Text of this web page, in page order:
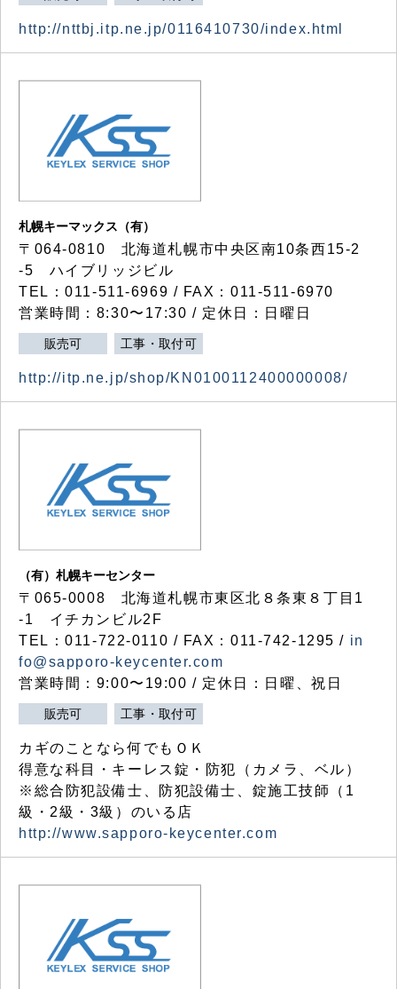
http://nttbj.itp.ne.jp/0116410730/index.html
札幌キーマックス（有）
〒064-0810 北海道札幌市中央区南10条西15-2
-5 ハイブリッジビル
TEL：011-511-6969 / FAX：011-511-6970
営業時間：8:30〜17:30 / 定休日：日曜日
販売可 工事・取付可
http://itp.ne.jp/shop/KN0100112400000008/
（有）札幌キーセンター
〒065-0008 北海道札幌市東区北８条東８丁目1
-1 イチカンビル2F
TEL：011-722-0110 / FAX：011-742-1295 / in
fo@sapporo-keycenter.com
営業時間：9:00〜19:00 / 定休日：日曜、祝日
販売可 工事・取付可
カギのことなら何でもＯＫ
得意な科目・キーレス錠・防犯（カメラ、ベル）
※総合防犯設備士、防犯設備士、錠施工技師（1
級・2級・3級）のいる店
http://www.sapporo-keycenter.com